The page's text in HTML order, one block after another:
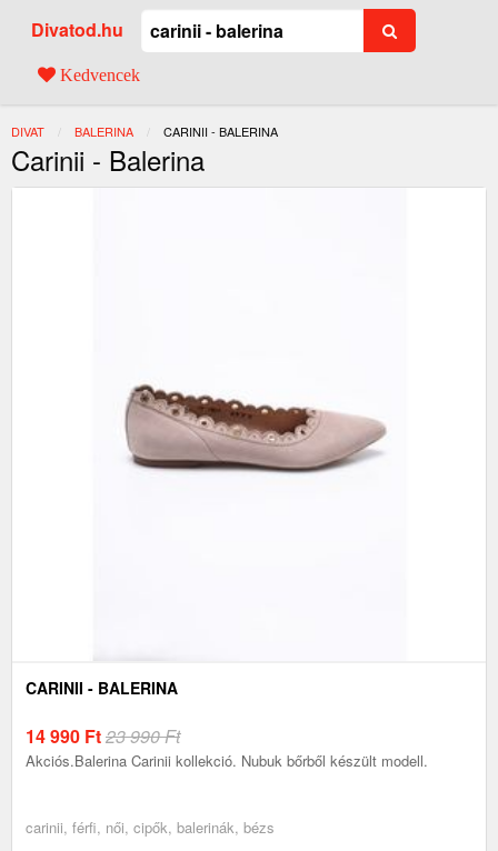
Divatod.hu
Kedvencek
DIVAT BALERINA JELENLEGI:
CARINII - BALERINA
Carinii - Balerina
CARINII - BALERINA
14 990 Ft23 990 Ft
Akciós.Balerina Carinii kollekció. Nubuk bőrből készült modell.
carinii, férfi, női, cipők, balerinák, bézs